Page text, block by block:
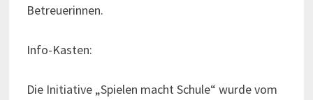
Betreuerinnen.
Info-Kasten:
Die Initiative „Spielen macht Schule“ wurde vom